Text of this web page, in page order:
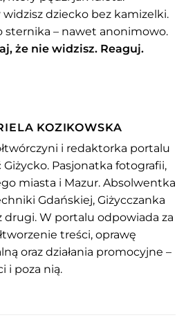
widzisz dziecko bez kamizelki.
sternika – nawet anonimowo.
że nie widzisz. Reaguj.
KOZIKOWSKA
i redaktorka portalu
Giżycko. Pasjonatka fotografii,
miasta i Mazur. Absolwentka
Gdańskiej, Giżycczanka
drugi. W portalu odpowiada za
treści, oprawę
oraz działania promocyjne –
i poza nią.